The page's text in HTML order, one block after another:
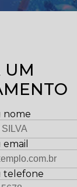
UM
nome
telefone